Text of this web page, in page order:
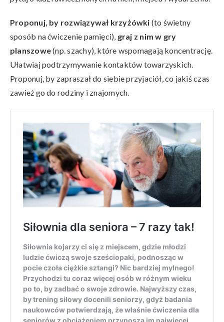
Proponuj, by rozwiązywał krzyżówki (to świetny
sposób na ćwiczenie pamięci), graj z nim w gry
planszowe(np. szachy), które wspomagają koncentrację.
Ułatwiaj podtrzymywanie kontaktów towarzyskich.
Proponuj, by zapraszał do siebie przyjaciół, co jakiś czas
zawieź go do rodziny i znajomych.